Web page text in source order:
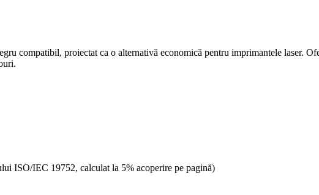
compatibil, proiectat ca o alternativă economică pentru imprimantele laser.
ISO/IEC 19752, calculat la 5% acoperire pe pagină)